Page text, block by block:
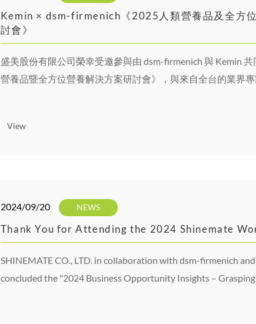
Kemin × dsm-firmenich《2025人類營養品及全方
討會》
盛美股份有限公司榮幸受邀參與由 dsm-firmenich 與 Kemin
營養品暨全方位營養解決方案研討會》，與來自全台的業界
View
2024/09/20 NEWS
Thank You for Attending the 2024 Shinemate
SHINEMATE CO., LTD. in collaboration with dsm-firmenich
concluded the "2024 Business Opportunity Insights –